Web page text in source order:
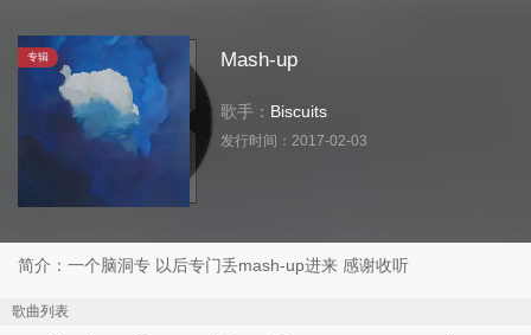
专辑 Mash-up
歌手： Biscuits
发行时间： 2017-02-03
简介：一个脑洞专 以后专门丢mash-up进来 感谢收听
歌曲列表